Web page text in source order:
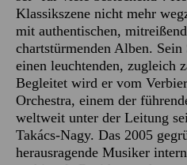
Klassikszene nicht mehr
mit authentischen,
chartstürmenden Alben.
einen leuchtenden, zugleich
Begleitet wird er vom
Orchestra, einem der
weltweit unter der Leitung
Takács-Nagy. Das 2005
herausragende Musiker